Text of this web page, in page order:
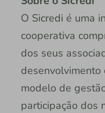
O Sicredi é uma
cooperativa
dos seus
desenvolvimento
modelo de
participação dos